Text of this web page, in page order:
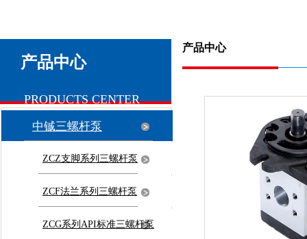
产品中心
产品中心
PRODUCTS CENTER
中铖三螺杆泵
ZCZ支脚系列三螺杆泵
ZCF法兰系列三螺杆泵
ZCG系列API标准三螺杆泵